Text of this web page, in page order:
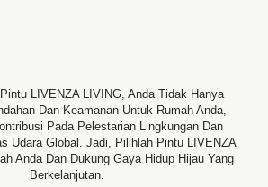
LIVENZA LIVING, Anda Tidak Hanya
Dan Keamanan Untuk Rumah Anda,
Pada Pelestarian Lingkungan Dan
Udara Global. Jadi, Pilihlah Pintu LIVENZA
Anda Dan Dukung Gaya Hidup Hijau Yang
Berkelanjutan.